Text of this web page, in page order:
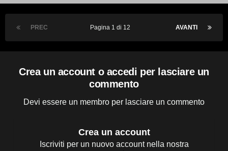
PREC AVANTI
Pagina 1 di 12
Crea un account o accedi per lasciare un
commento
Devi essere un membro per lasciare un commento
Crea un account
Iscriviti per un nuovo account nella nostra